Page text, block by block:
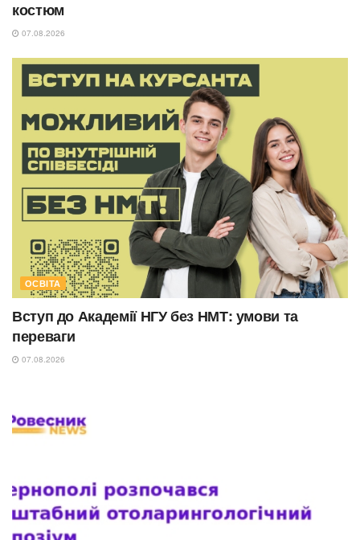
костюм
07.08.2026
ОСВІТА
Вступ до Академії НГУ без НМТ: умови та
переваги
07.08.2026